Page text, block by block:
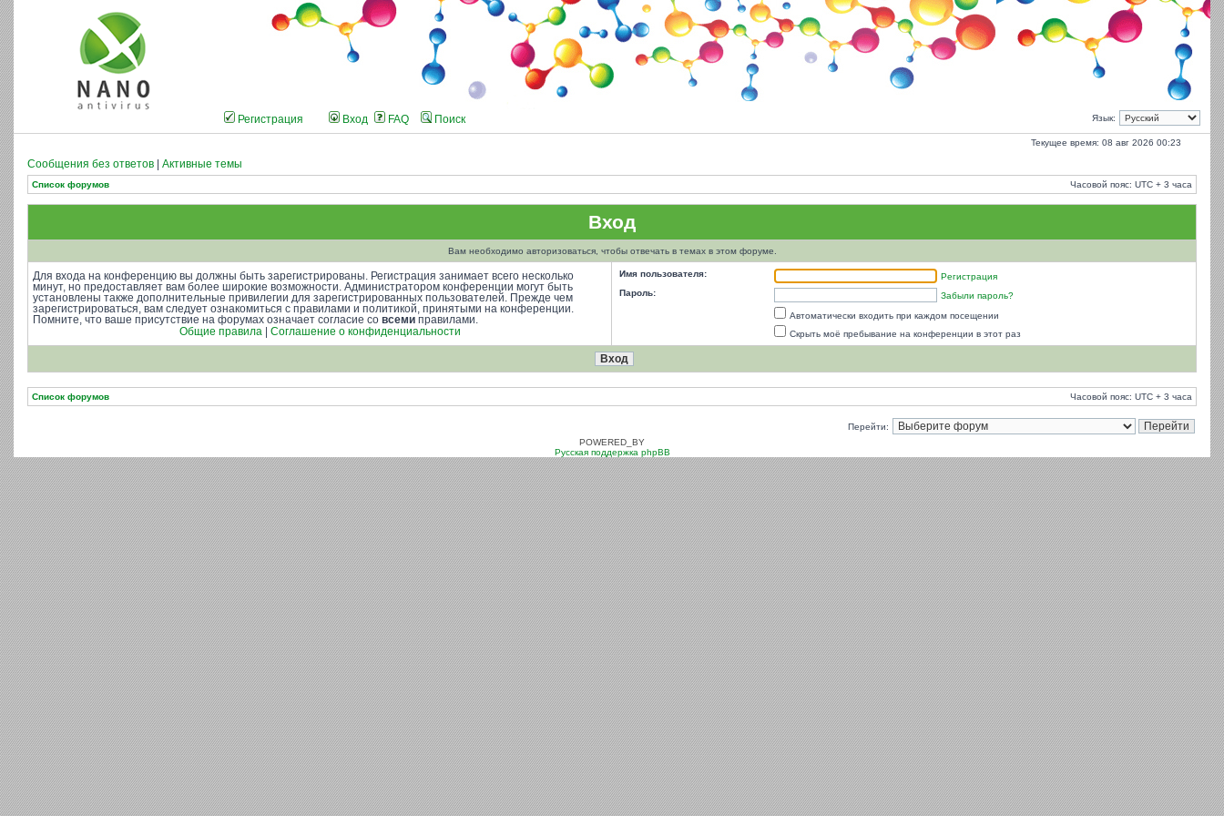
Язык:
Регистрация Вход FAQ Поиск
Текущее время: 08 авг 2026 00:23
Сообщения без ответов Активные темы
Список форумов Часовой пояс: UTC + 3 часа
Вход
Вам необходимо авторизоваться, чтобы отвечать в темах в этом форуме.
Для входа на конференцию вы должны быть зарегистрированы. Регистрация занимает всего несколько
минут, но предоставляет вам более широкие возможности. Администратором конференции могут быть
установлены также дополнительные привилегии для зарегистрированных пользователей. Прежде чем
зарегистрироваться, вам следует ознакомиться с правилами и политикой, принятыми на конференции.
Помните, что ваше присутствие на форумах означает согласие со всеми правилами.
Общие правила
Соглашение о конфиденциальности
Имя пользователя:
Регистрация
Пароль:
Забыли пароль?
Автоматически входить при каждом посещении
Скрыть моё пребывание на конференции в этот раз
Список форумов Часовой пояс: UTC + 3 часа
Перейти:
POWERED_BY
Русская поддержка phpBB